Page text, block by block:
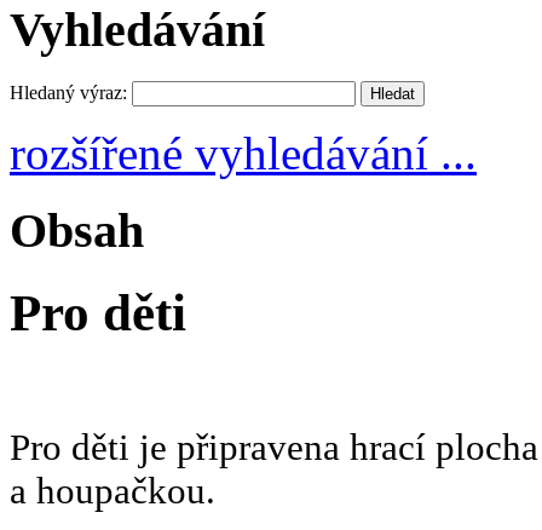
Vyhledávání
Hledaný výraz:
rozšířené vyhledávání ...
Obsah
Pro děti
Pro děti je připravena hrací
a houpačkou.